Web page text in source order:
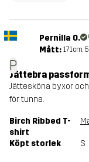
P
Pernilla O.
Mått: 171cm,
Jättebra
Jättesköna byxor
för tunna.
Birch Ribbed T-
shirt
Köpt storlek S